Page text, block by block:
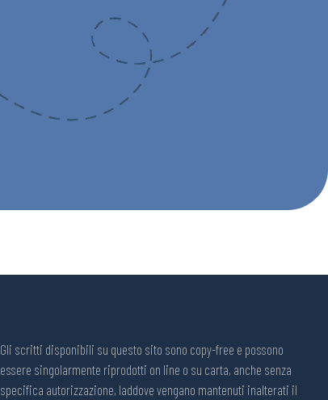
Gli scritti disponibili su questo sito sono copy-free e possono
essere singolarmente riprodotti on line o su carta, anche senza
specifica autorizzazione, laddove vengano mantenuti inalterati il